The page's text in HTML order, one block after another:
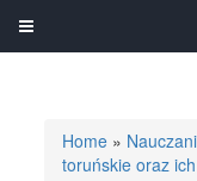
Home »
toruńskie oraz